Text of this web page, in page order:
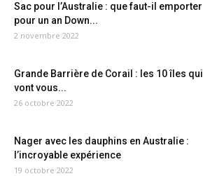
Sac pour l’Australie : que faut-il emporter
pour un an Down...
2 novembre 2022
Grande Barrière de Corail : les 10 îles qui
vont vous...
26 octobre 2022
Nager avec les dauphins en Australie :
l’incroyable expérience
19 octobre 2022